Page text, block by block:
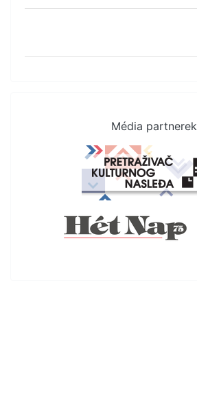
Média partnerek